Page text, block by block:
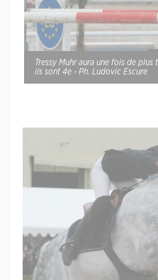
Tressy Muhr aura une fois de
ils sont 4e - Ph. Ludovic Escure